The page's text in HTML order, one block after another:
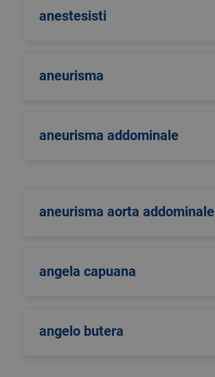
anestesisti
aneurisma
aneurisma addominale
aneurisma aorta addominale
angela capuana
angelo butera